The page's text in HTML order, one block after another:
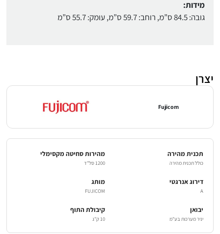
מידות:
גובה: 84.5 ס”מ, רוחב: 59.7 ס”מ, עומק: 55.7 ס”מ
יצרן
Fujicom
תכנית מהירה
כולל תכנית מהירה
מהירות סחיטה מקסימלי
1200 סל"ד
דירוג אנרגטי
A
מותג
FUJICOM
יבואן
יניר מערכות בע"מ
קיבולת התוף
10 ק"ג